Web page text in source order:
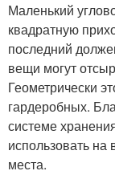
Маленький
квадратную
последний
вещи могут
Геометрически
гардеробных.
системе
использовать
места.